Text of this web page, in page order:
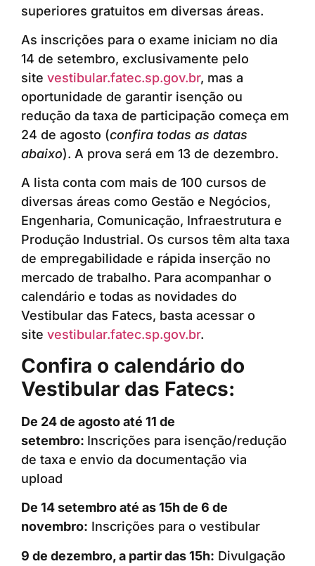
superiores gratuitos em diversas áreas.
As inscrições para o exame iniciam no dia
14 de setembro, exclusivamente pelo
site vestibular.fatec.sp.gov.br, mas a
oportunidade de garantir isenção ou
redução da taxa de participação começa em
24 de agosto (confira todas as datas
abaixo). A prova será em 13 de dezembro.
A lista conta com mais de 100 cursos de
diversas áreas como Gestão e Negócios,
Engenharia, Comunicação, Infraestrutura e
Produção Industrial. Os cursos têm alta taxa
de empregabilidade e rápida inserção no
mercado de trabalho. Para acompanhar o
calendário e todas as novidades do
Vestibular das Fatecs, basta acessar o
site vestibular.fatec.sp.gov.br.
Confira o calendário do
Vestibular das Fatecs:
De 24 de agosto até 11 de
setembro: Inscrições para isenção/redução
de taxa e envio da documentação via
upload
De 14 setembro até as 15h de 6 de
novembro: Inscrições para o vestibular
9 de dezembro, a partir das 15h: Divulgação